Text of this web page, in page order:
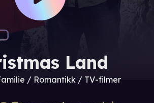
Land
/ Romantikk / TV-filmer